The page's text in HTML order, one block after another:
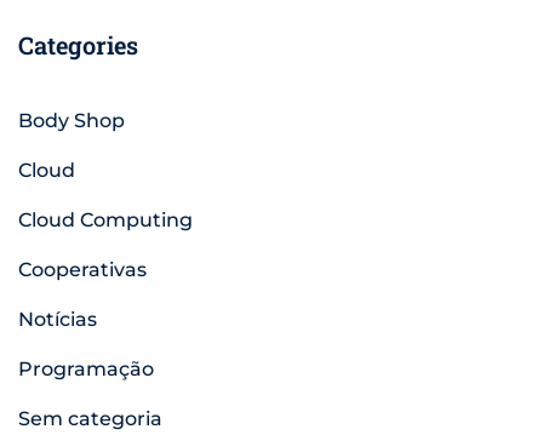
Categories
Body Shop
Cloud
Cloud Computing
Cooperativas
Notícias
Programação
Sem categoria